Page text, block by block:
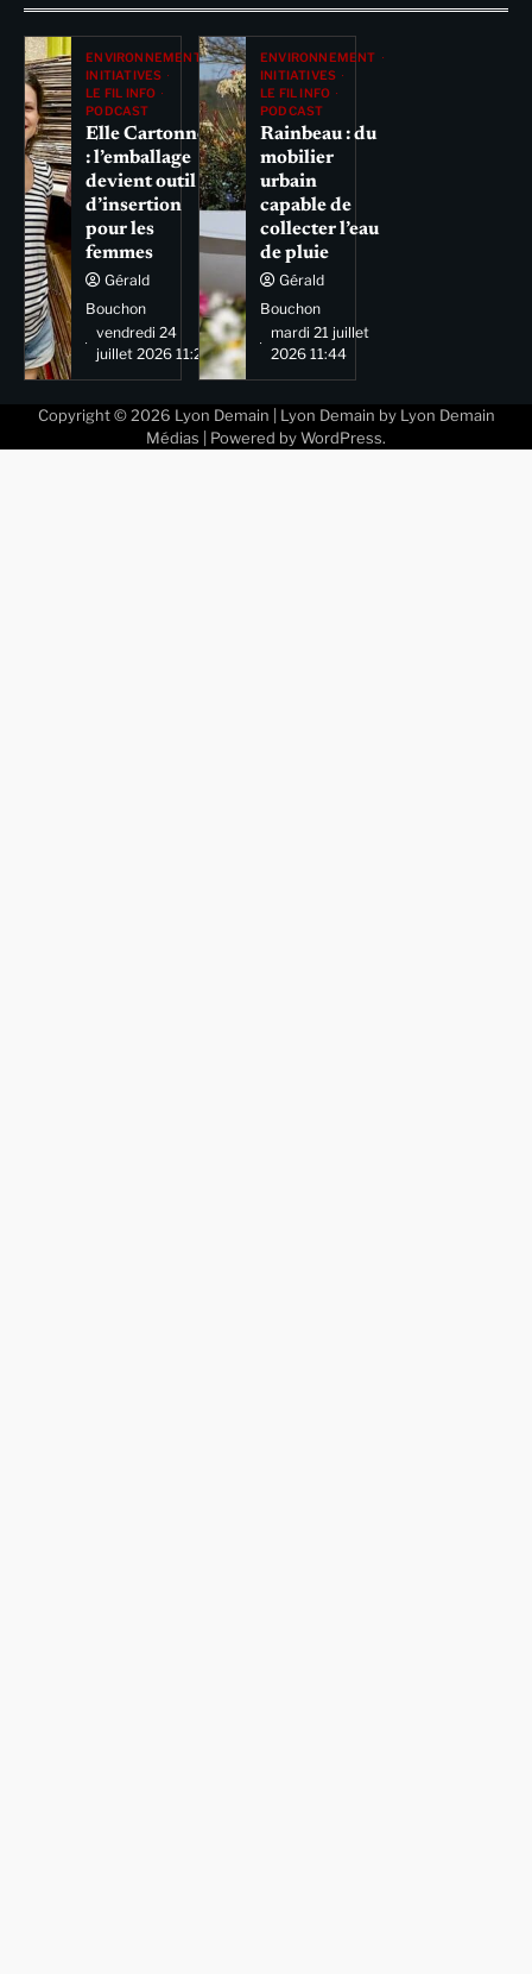
ENVIRONNEMENT
INITIATIVES
LE FIL INFO
PODCAST
Elle Cartonne
: l’emballage
devient outil
d’insertion
pour les
femmes
Gérald
Bouchon
vendredi 24
juillet 2026 11:29
ENVIRONNEMENT
INITIATIVES
LE FIL INFO
PODCAST
Rainbeau : du
mobilier
urbain
capable de
collecter l’eau
de pluie
Gérald
Bouchon
mardi 21 juillet
2026 11:44
Copyright © 2026 Lyon Demain | Lyon Demain by Lyon Demain
Médias | Powered by WordPress.